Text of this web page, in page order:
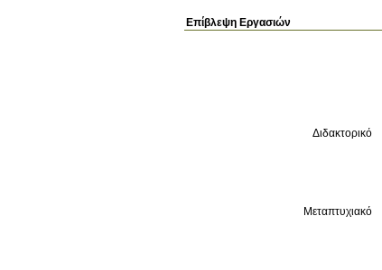
Επίβλεψη Εργασιών
Διδακτορικό
Μεταπτυχιακό